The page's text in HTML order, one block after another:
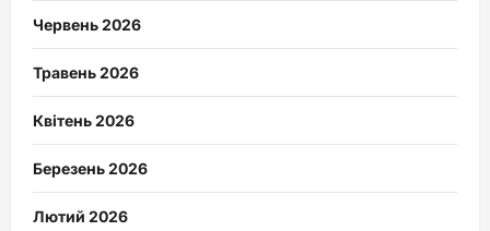
Червень 2026
Травень 2026
Квітень 2026
Березень 2026
Лютий 2026